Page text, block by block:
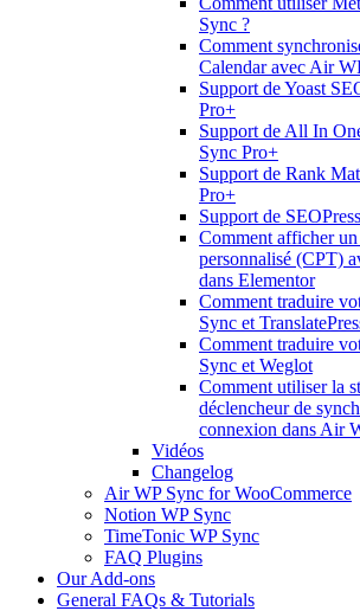
Sync ?
Comment
Calendar avec Air
Support de Yoast
Pro+
Support de All In
Sync Pro+
Support de Rank
Pro+
Support de
Comment afficher
personnalisé (CPT)
dans Elementor
Comment traduire
Sync et
Comment traduire
Sync et Weglot
Comment utiliser la
déclencheur de
connexion dans Air
Vidéos
Changelog
Air WP Sync for WooCommerce
Notion WP Sync
TimeTonic WP Sync
FAQ Plugins
Our Add-ons
General FAQs & Tutorials